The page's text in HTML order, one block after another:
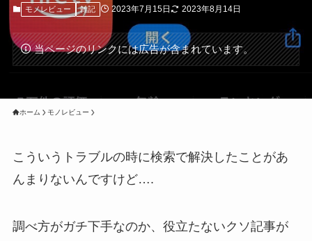
モノレビュー 雑記 2023年7月15日 2023年8月14日
当ページのリンクには広告が含まれています。
ホーム モノレビュー
こういうトラブルの時に検索で解決したことがあ
んまりないんですけど….
調べ方がガチ下手なのか、役立たないクソ記事が